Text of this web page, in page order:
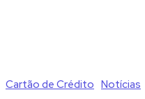
Cartão de Crédito Notícias